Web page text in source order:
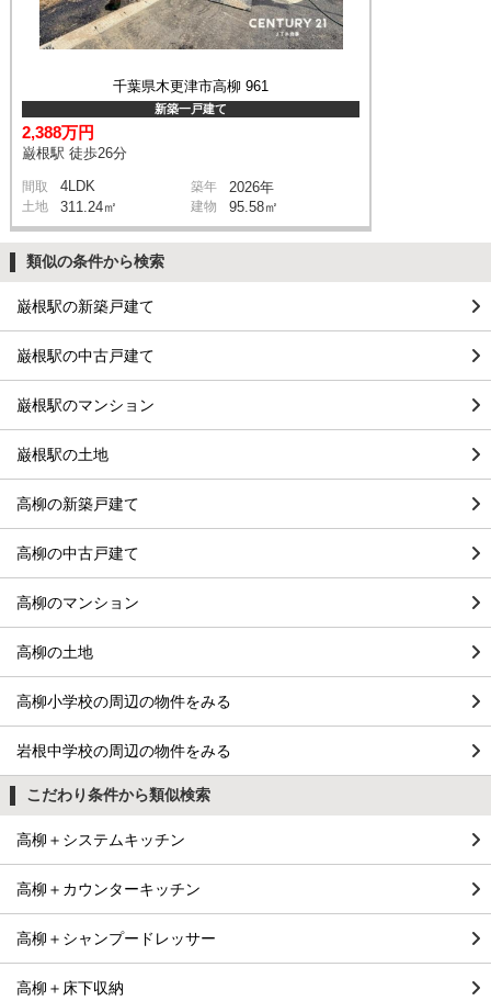
千葉県木更津市高柳 961
新築一戸建て
2,388万円
巌根駅 徒歩26分
間取 4LDK 築年 2026年
土地 311.24㎡ 建物 95.58㎡
類似の条件から検索
巌根駅の新築戸建て
巌根駅の中古戸建て
巌根駅のマンション
巌根駅の土地
高柳の新築戸建て
高柳の中古戸建て
高柳のマンション
高柳の土地
高柳小学校の周辺の物件をみる
岩根中学校の周辺の物件をみる
こだわり条件から類似検索
高柳＋システムキッチン
高柳＋カウンターキッチン
高柳＋シャンプードレッサー
高柳＋床下収納